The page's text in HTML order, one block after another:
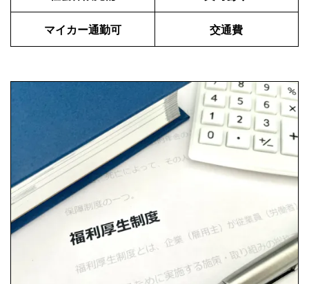
マイカー通勤可 交通費